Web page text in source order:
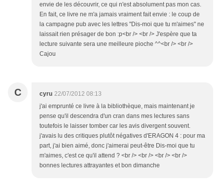
envie de les découvrir, ce qui n'est absolument pas mon cas.
En fait, ce livre ne m'a jamais vraiment fait envie : le coup de
la campagne pub avec les lettres "Dis-moi que tu m'aimes" ne
laissait rien présager de bon :p<br /> <br /> J'espère que ta
lecture suivante sera une meilleure pioche ^^<br /> <br />
Cajou
C cyru 22/07/2012 08:13
j'ai emprunté ce livre à la bibliothèque, mais maintenant je
pense qu'il descendra d'un cran dans mes lectures sans
toutefois le laisser tomber car les avis divergent souvent.
j'avais lu des critiques plutôt négatives d'ERAGON 4 : pour ma
part, j'ai bien aimé, donc j'aimerai peut-être Dis-moi que tu
m'aimes, c'est ce qu'il attend ? <br /> <br /> <br /> <br />
bonnes lectures attrayantes et bon dimanche